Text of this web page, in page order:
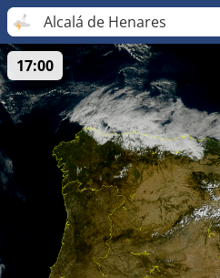
Alcalá de Henares
17:00